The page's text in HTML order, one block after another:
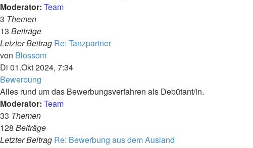
Moderator: Team
3 Themen
13 Beiträge
Letzter Beitrag Re: Tanzpartner
von BlossomNeuester
Beitrag
Di 01.Okt 2024, 7:34
Bewerbung
Alles rund um das Bewerbungsverfahren als Debütant/in.
Moderator: Team
33 Themen
128 Beiträge
Letzter Beitrag Re: Bewerbung aus dem Ausland